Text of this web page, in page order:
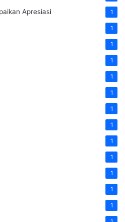
Apresiasi 1
1
1
1
1
1
1
1
1
1
1
1
1